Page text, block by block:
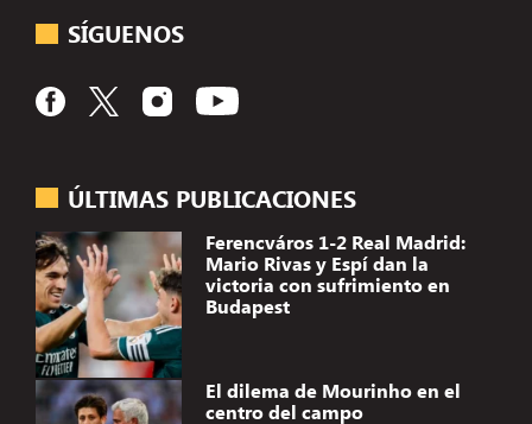
ÚLTIMAS PUBLICACIONES
Ferencváros 1-2 Real Madrid:
Mario Rivas y Espí dan la
victoria con sufrimiento en
Budapest
El dilema de Mourinho en el
centro del campo
SÍGUENOS